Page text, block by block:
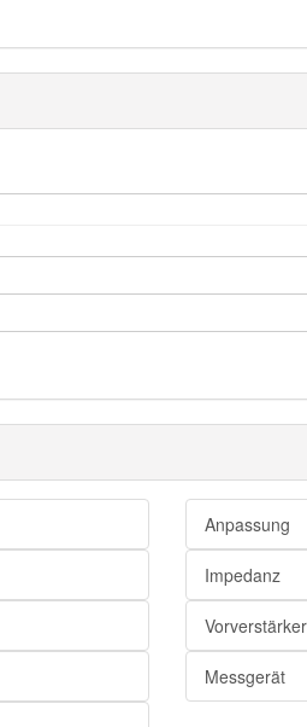
Anpassung
Impedanz
Vorverstärker
Messgerät